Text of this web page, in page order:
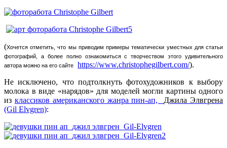
(Хочется отметить, что мы приводим примеры тематически уместных для статьи
фотографий, а более полно ознакомиться с творчеством этого удивительного
автора можно на его сайте
https://www.christophegilbert.com/).
Не исключено, что подтолкнуть фотохудожников к выбору
молока в виде «нарядов» для моделей могли картины одного
из классиков американского жанра пин-ап, Джила Элвгрена
(Gil Elvgren):